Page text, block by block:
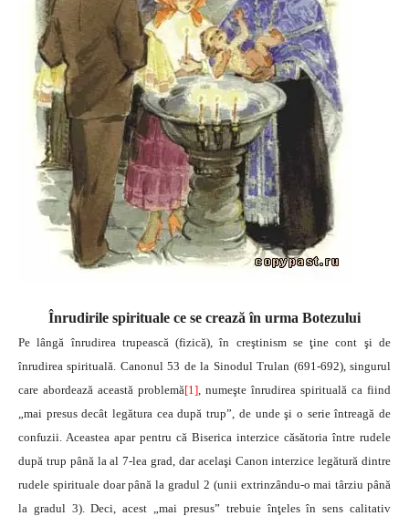
Înrudirile spirituale ce se crează în urma Botezului
Pe lângă înrudirea trupească (fizică), în creştinism se ţine cont şi de
înrudirea spirituală. Canonul 53 de la Sinodul Trulan (691-692), singurul
care abordează această problemă[1], numeşte înrudirea spirituală ca fiind
„mai presus decât legătura cea după trup”, de unde şi o serie întreagă de
confuzii. Aceastea apar pentru că Biserica interzice căsătoria între rudele
după trup până la al 7-lea grad, dar acelaşi Canon interzice legătură dintre
rudele spirituale doar până la gradul 2 (unii extrinzându-o mai târziu până
la gradul 3). Deci, acest „mai presus” trebuie înţeles în sens calitativ